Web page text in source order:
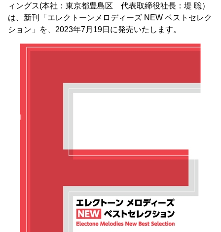
ィングス(本社：東京都豊島区 代表取締役社長：堤 聡）
は、新刊「エレクトーンメロディーズ NEW ベストセレク
ション」を、2023年7月19日に発売いたします。